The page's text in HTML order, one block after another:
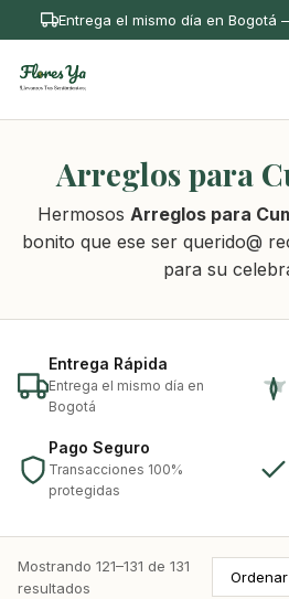
Entrega el mismo día en Bogotá
Arreglos para
Hermosos Arreglos para
bonito que ese ser querido@
para su
Entrega Rápida
Entrega el mismo día en
Bogotá
Pago Seguro
Transacciones 100%
protegidas
Mostrando 121–131 de 131
resultados